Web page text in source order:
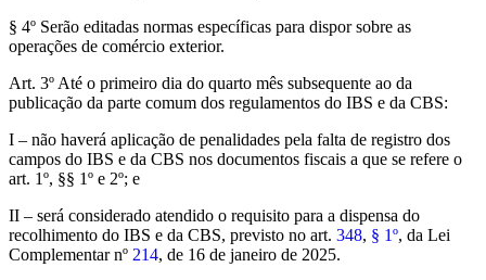
§ 4º Serão editadas normas específicas para dispor sobre as
operações de comércio exterior.
Art. 3º Até o primeiro dia do quarto mês subsequente ao da
publicação da parte comum dos regulamentos do IBS e da CBS:
I – não haverá aplicação de penalidades pela falta de registro dos
campos do IBS e da CBS nos documentos fiscais a que se refere o
art. 1º, §§ 1º e 2º; e
II – será considerado atendido o requisito para a dispensa do
recolhimento do IBS e da CBS, previsto no art. 348, § 1º, da Lei
Complementar nº 214, de 16 de janeiro de 2025.